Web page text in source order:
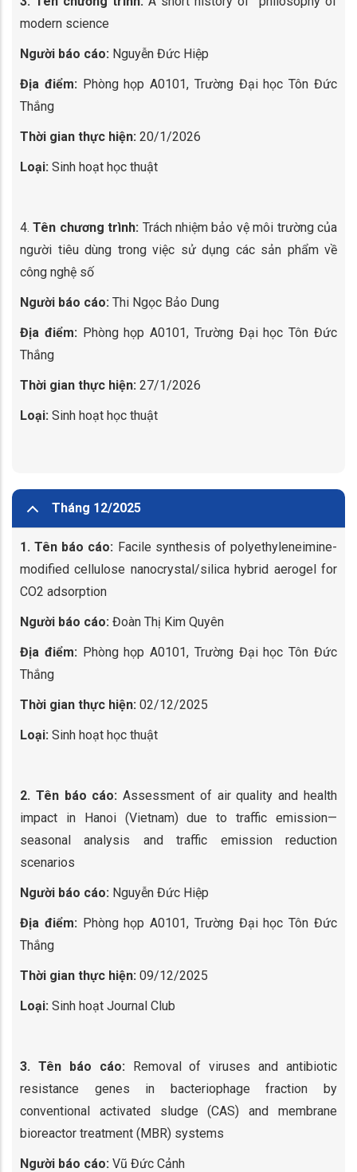
modern science
Người báo cáo: Nguyễn Đức Hiệp
Địa điểm: Phòng họp A0101, Trường Đại học Tôn Đức
Thắng
Thời gian thực hiện: 20/1/2026
Loại: Sinh hoạt học thuật
4.Tên chương trình: Trách nhiệm bảo vệ môi trường của
người tiêu dùng trong việc sử dụng các sản phẩm về
công nghệ số
Người báo cáo: Thi Ngọc Bảo Dung
Địa điểm: Phòng họp A0101, Trường Đại học Tôn Đức
Thắng
Thời gian thực hiện: 27/1/2026
Loại: Sinh hoạt học thuật
Tháng 12/2025
1. Tên báo cáo: Facile synthesis of polyethyleneimine-
modified cellulose nanocrystal/silica hybrid aerogel for
CO2 adsorption
Người báo cáo: Đoàn Thị Kim Quyên
Địa điểm: Phòng họp A0101, Trường Đại học Tôn Đức
Thắng
Thời gian thực hiện: 02/12/2025
Loại: Sinh hoạt học thuật
2. Tên báo cáo: Assessment of air quality and health
impact in Hanoi (Vietnam) due to traffic emission—
seasonal analysis and traffic emission reduction
scenarios
Người báo cáo: Nguyễn Đức Hiệp
Địa điểm: Phòng họp A0101, Trường Đại học Tôn Đức
Thắng
Thời gian thực hiện: 09/12/2025
Loại: Sinh hoạt Journal Club
3. Tên báo cáo: Removal of viruses and antibiotic
resistance genes in bacteriophage fraction by
conventional activated sludge (CAS) and membrane
bioreactor treatment (MBR) systems
Người báo cáo: Vũ Đức Cảnh